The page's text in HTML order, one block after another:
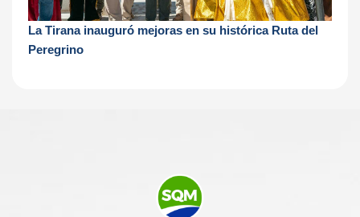
La Tirana inauguró mejoras en su histórica Ruta del
Peregrino